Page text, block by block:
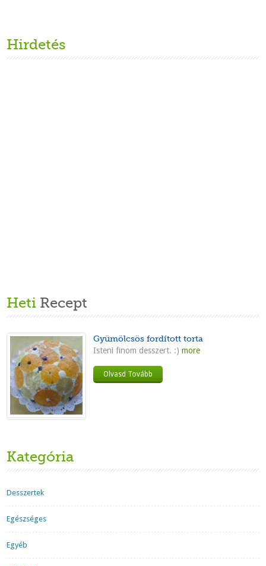
Hirdetés
Heti Recept
Gyümölcsös fordított torta
Isteni finom desszert. :) more
Olvasd Tovább
Kategória
Desszertek
Egészséges
Egyéb